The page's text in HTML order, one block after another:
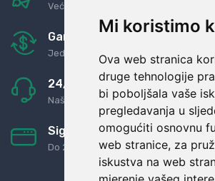
Mi koristimo
Ova web stranica
druge tehnologije
bi poboljšala vaše
pregledavanja u
omogućiti osnovnu
web stranice, za
iskustva na web
Već za nekoliko dana kod vas
Garancija u povrat novaca
Jednostavno pravilo: Roba za novac
24/7 odlična podrška
Naši agenti uvijek na raspolaganju
Sigurno obročno plaćanje
Do 24 rata bez kamata